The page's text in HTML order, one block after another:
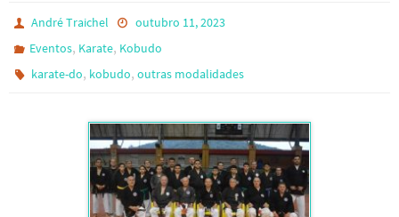
André Traichel
outubro 11, 2023
Eventos, Karate, Kobudo
karate-do, kobudo,outras modalidades